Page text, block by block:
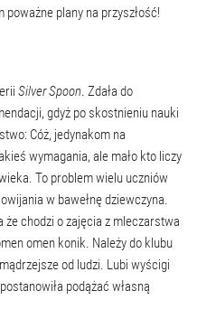
poważne plany na przyszłość!
Silver Spoon. Zdała do
gdyż po skostnieniu nauki
Cóż, jedynakom na
wymagania, ale mało kto liczy
To problem wielu uczniów
w bawełnę dziewczyna.
chodzi o zajęcia z mleczarstwa
omen konik. Należy do klubu
od ludzi. Lubi wyścigi
podążać własną